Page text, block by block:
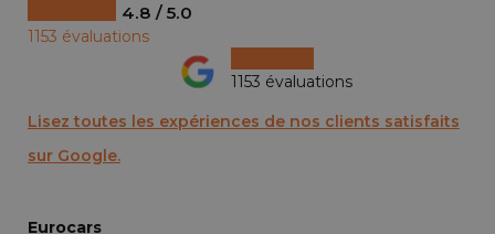
4.8 / 5.0
1153 évaluations
1153 évaluations
Lisez toutes les expériences de nos clients satisfaits
sur Google.
Eurocars